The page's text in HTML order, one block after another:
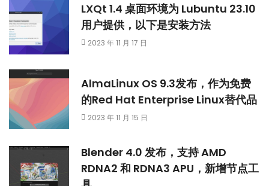
LXQt 1.4 桌面环境为 Lubuntu 23.10
用户提供，以下是安装方法
2023 年 11 月 17 日
AlmaLinux OS 9.3发布，作为免费
的Red Hat Enterprise Linux替代品
2023 年 11 月 15 日
Blender 4.0 发布，支持 AMD
RDNA2 和 RDNA3 APU，新增节点工